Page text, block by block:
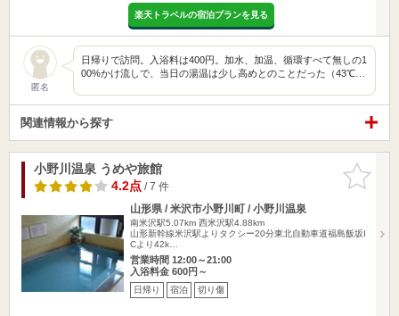
楽天トラベルの宿泊プランを見る
匿名
日帰りで訪問。入浴料は400円。加水、加温、循環すべて無しの1
00%かけ流しで、当日の湯温は少し高めとのことだった（43℃…
関連情報から探す
お気に入
りに追加
小野川温泉 うめや旅館
4.2点/ 7 件
山形県 / 米沢市小野川町 / 小野川温泉
南米沢駅5.07km 西米沢駅4.88km
山形新幹線米沢駅よりタクシー20分東北自動車道福島飯坂I
Cより42k…
営業時間 12:00～21:00
入浴料金 600円～
日帰り 宿泊 切り傷